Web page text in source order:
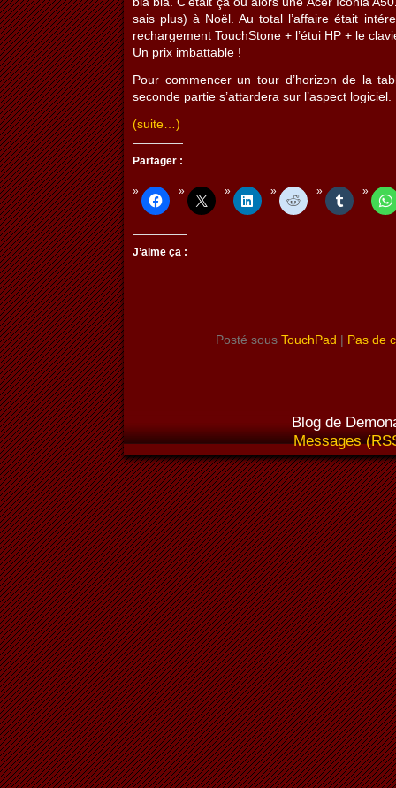
sais plus) à Noël. Au total l’affaire était
rechargement TouchStone + l’étui HP + le
Un prix imbattable !
Pour commencer un tour d’horizon de la
seconde partie s’attardera sur l’aspect logiciel.
(suite…)
Partager :
J’aime ça :
Posté sous TouchPad | Pas de
Blog de
Messages